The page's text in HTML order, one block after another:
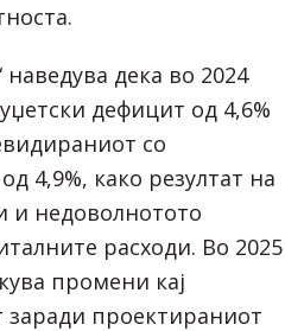
дека во 2024
дефицит од 4,6%
со
4,9%, како резултат на
и недоволнотото
расходи. Во 2025
промени кај
заради проектираниот